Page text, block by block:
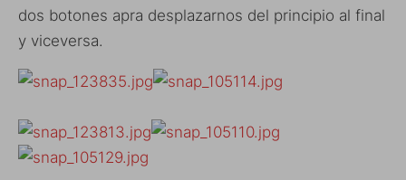
dos botones apra desplazarnos del principio al final
y viceversa.